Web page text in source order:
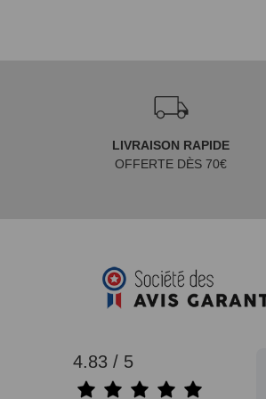
LIVRAISON RAPIDE
OFFERTE DÈS 70€
4.83 / 5